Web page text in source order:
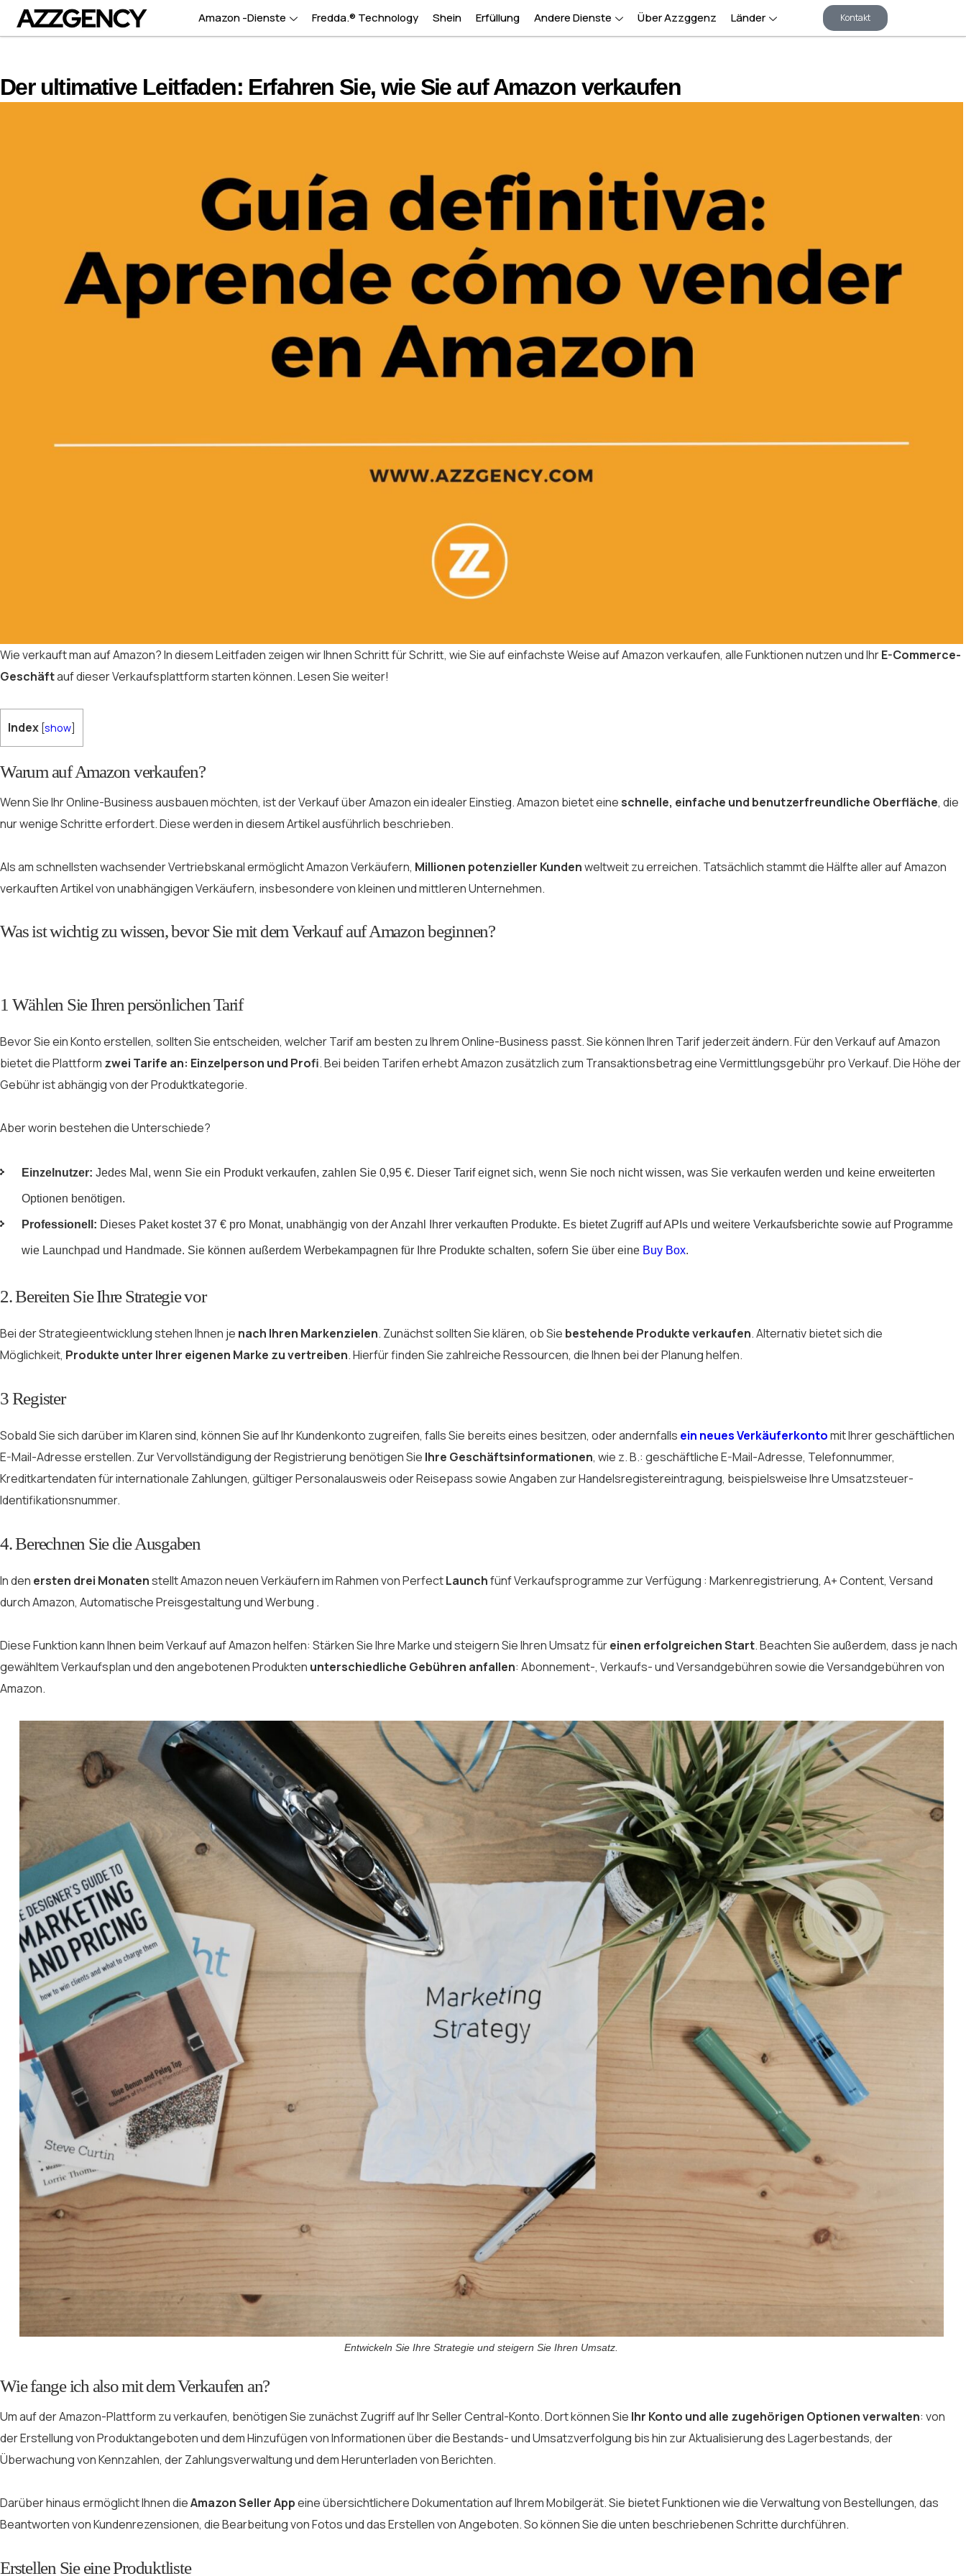
Amazon -Dienste Fredda.® Technology Shein Erfüllung Andere Dienste Über Azzggenz Länder Kontakt
Der ultimative Leitfaden: Erfahren Sie, wie Sie auf Amazon verkaufen
Wie verkauft man auf Amazon? In diesem Leitfaden zeigen wir Ihnen Schritt für Schritt, wie Sie auf einfachste Weise auf Amazon verkaufen, alle Funktionen nutzen und IhrE-Commerce-
Geschäftauf dieser Verkaufsplattform starten können. Lesen Sie weiter!
Index [show]
Warum auf Amazon verkaufen?
Wenn Sie Ihr Online-Business ausbauen möchten, ist der Verkauf über Amazon ein idealer Einstieg. Amazon bietet eineschnelle, einfache und benutzerfreundliche Oberfläche, die
nur wenige Schritte erfordert. Diese werden in diesem Artikel ausführlich beschrieben.
Als am schnellsten wachsender Vertriebskanal ermöglicht Amazon Verkäufern, Millionen potenzieller Kundenweltweit zu erreichen. Tatsächlich stammt die Hälfte aller auf Amazon
verkauften Artikel von unabhängigen Verkäufern, insbesondere von kleinen und mittleren Unternehmen.
Was ist wichtig zu wissen, bevor Sie mit dem Verkauf auf Amazon beginnen?
1 Wählen Sie Ihren persönlichen Tarif
Bevor Sie ein Konto erstellen, sollten Sie entscheiden, welcher Tarif am besten zu Ihrem Online-Business passt. Sie können Ihren Tarif jederzeit ändern. Für den Verkauf auf Amazon
bietet die Plattform zwei Tarife an: Einzelperson und Profi. Bei beiden Tarifen erhebt Amazon zusätzlich zum Transaktionsbetrag eine Vermittlungsgebühr pro Verkauf. Die Höhe der
Gebühr ist abhängig von der Produktkategorie.
Aber worin bestehen die Unterschiede?
Einzelnutzer: Jedes Mal, wenn Sie ein Produkt verkaufen, zahlen Sie 0,95 €. Dieser Tarif eignet sich, wenn Sie noch nicht wissen, was Sie verkaufen werden und keine erweiterten
Optionen benötigen.
Professionell: Dieses Paket kostet 37 € pro Monat, unabhängig von der Anzahl Ihrer verkauften Produkte. Es bietet Zugriff auf APIs und weitere Verkaufsberichte sowie auf Programme
wie Launchpad und Handmade. Sie können außerdem Werbekampagnen für Ihre Produkte schalten, sofern Sie über eine Buy Box.
2. Bereiten Sie Ihre Strategie vor
Bei der Strategieentwicklung stehen Ihnen je nach Ihren Markenzielen. Zunächst sollten Sie klären, ob Sie bestehende Produkte verkaufen. Alternativ bietet sich die
Möglichkeit, Produkte unter Ihrer eigenen Marke zu vertreiben. Hierfür finden Sie zahlreiche Ressourcen, die Ihnen bei der Planung helfen.
3 Register
Sobald Sie sich darüber im Klaren sind, können Sie auf Ihr Kundenkonto zugreifen, falls Sie bereits eines besitzen, oder andernfalls ein neues Verkäuferkontomit Ihrer geschäftlichen
E-Mail-Adresse erstellen. Zur Vervollständigung der Registrierung benötigen Sie Ihre Geschäftsinformationen, wie z. B.: geschäftliche E-Mail-Adresse, Telefonnummer,
Kreditkartendaten für internationale Zahlungen, gültiger Personalausweis oder Reisepass sowie Angaben zur Handelsregistereintragung, beispielsweise Ihre Umsatzsteuer-
Identifikationsnummer.
4. Berechnen Sie die Ausgaben
In den ersten drei Monatenstellt Amazon neuen Verkäufern im Rahmen von PerfectLaunchfünf Verkaufsprogramme zur Verfügung : Markenregistrierung, A+ Content, Versand
durch Amazon, Automatische Preisgestaltung und Werbung .
Diese Funktion kann Ihnen beim Verkauf auf Amazon helfen: Stärken Sie Ihre Marke und steigern Sie Ihren Umsatz füreinen erfolgreichen Start. Beachten Sie außerdem, dass je nach
gewähltem Verkaufsplan und den angebotenen Produkten unterschiedliche Gebühren anfallen: Abonnement-, Verkaufs- und Versandgebühren sowie die Versandgebühren von
Amazon.
Entwickeln Sie Ihre Strategie und steigern Sie Ihren Umsatz.
Wie fange ich also mit dem Verkaufen an?
Um auf der Amazon-Plattform zu verkaufen, benötigen Sie zunächst Zugriff auf Ihr Seller Central-Konto. Dort können Sie Ihr Konto und alle zugehörigen Optionen verwalten: von
der Erstellung von Produktangeboten und dem Hinzufügen von Informationen über die Bestands- und Umsatzverfolgung bis hin zur Aktualisierung des Lagerbestands, der
Überwachung von Kennzahlen, der Zahlungsverwaltung und dem Herunterladen von Berichten.
Darüber hinaus ermöglicht Ihnen dieAmazon Seller Appeine übersichtlichere Dokumentation auf Ihrem Mobilgerät. Sie bietet Funktionen wie die Verwaltung von Bestellungen, das
Beantworten von Kundenrezensionen, die Bearbeitung von Fotos und das Erstellen von Angeboten. So können Sie die unten beschriebenen Schritte durchführen.
Erstellen Sie eine Produktliste